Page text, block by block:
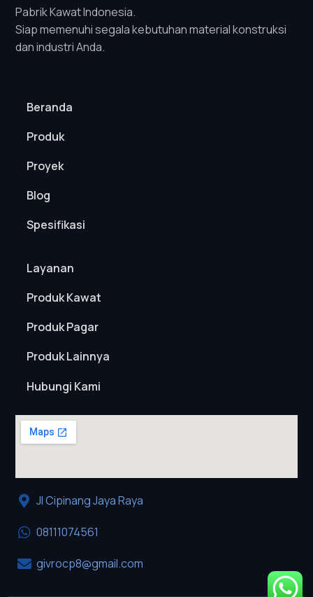
Pabrik Kawat Indonesia.
Siap memenuhi segala kebutuhan material konstruksi
dan industri Anda.
Beranda
Produk
Proyek
Blog
Spesifikasi
Layanan
Produk Kawat
Produk Pagar
Produk Lainnya
Hubungi Kami
Jl Cipinang Jaya Raya
08111074561
givrocp8@gmail.com